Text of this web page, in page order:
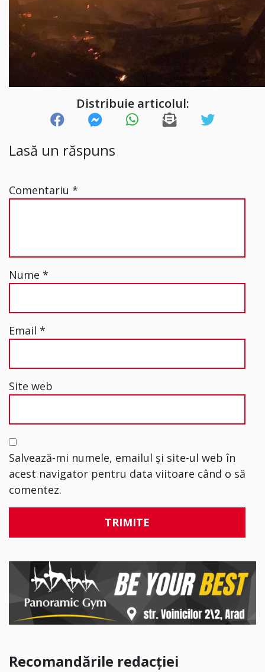
Distribuie articolul:
Lasă un răspuns
Comentariu *
Nume *
Email *
Site web
Salvează-mi numele, emailul și site-ul web în
acest navigator pentru data viitoare când o să
comentez.
Recomandările redacției